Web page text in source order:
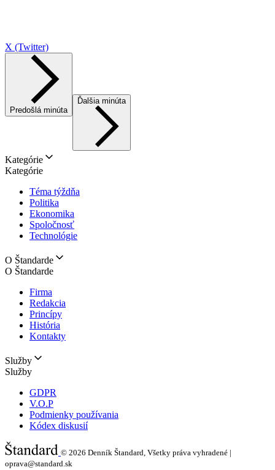
X (Twitter)
Predošlá minúta
Ďalšia minúta
Kategórie
Kategórie
Téma týždňa
Politika
Ekonomika
Spoločnosť
Technológie
O Štandarde
O Štandarde
Firma
Redakcia
Princípy
História
Kontakty
Služby
Služby
GDPR
V.O.P
Podmienky používania
Kódex diskusií
© 2026 Denník Štandard, Všetky práva vyhradené |
oprava@standard.sk